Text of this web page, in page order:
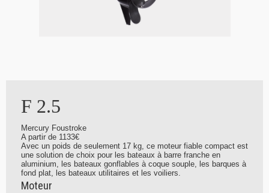
F 2.5
Mercury Foustroke
A partir de 1133€
Avec un poids de seulement 17 kg, ce moteur fiable compact est
une solution de choix pour les bateaux à barre franche en
aluminium, les bateaux gonflables à coque souple, les barques à
fond plat, les bateaux utilitaires et les voiliers.
Moteur